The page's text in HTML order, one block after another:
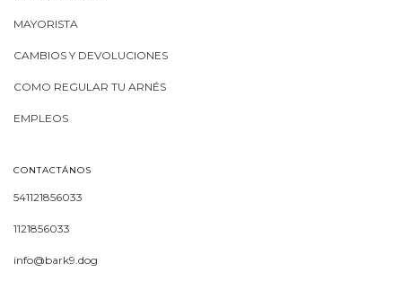
MAYORISTA
CAMBIOS Y DEVOLUCIONES
COMO REGULAR TU ARNÉS
EMPLEOS
CONTACTÁNOS
541121856033
1121856033
info@bark9.dog